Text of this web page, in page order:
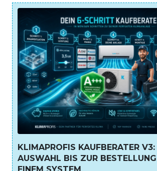
KLIMAPROFIS KAUFBERATER
AUSWAHL BIS ZUR
EINEM SYSTEM